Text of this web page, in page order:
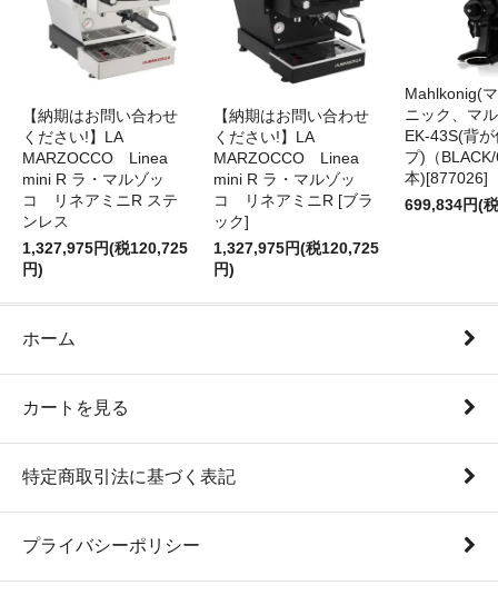
【納期はお問い合わせ
ください!】LA
MARZOCCO Linea
mini R ラ・マルゾッ
コ リネアミニR ステ
ンレス
1,327,975円(税120,725
円)
【納期はお問い合わせ
ください!】LA
MARZOCCO Linea
mini R ラ・マルゾッ
コ リネアミニR [ブラ
ック]
1,327,975円(税120,725
円)
Mahlkonig(
ニック、マ
EK-43S(背
プ)（
本)[877026]
699,834円(
ホーム
カートを見る
特定商取引法に基づく表記
プライバシーポリシー